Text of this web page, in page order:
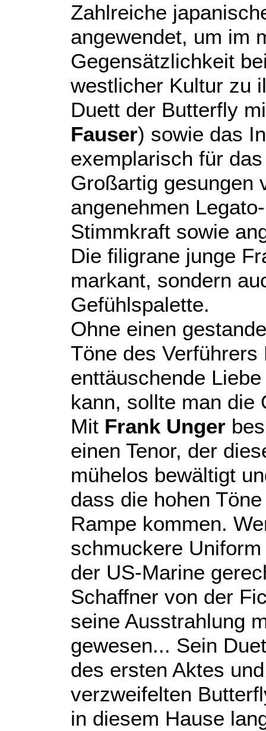
Zahlreiche
angewendet, um im
Gegensätzlichkeit
westlicher Kultur zu
Duett der Butterfly
Fauser) sowie das
exemplarisch für
Großartig gesungen
angenehmen
Stimmkraft sowie
Die filigrane junge
markant, sondern
Gefühlspalette.
Ohne einen
Töne des
enttäuschende
kann, sollte man die
Mit Frank Unger
einen Tenor, der
mühelos bewältigt
dass die hohen
Rampe kommen.
schmuckere
der US-Marine
Schaffner von der
seine Ausstrahlung
gewesen... Sein
des ersten Aktes
verzweifelten
in diesem Hause